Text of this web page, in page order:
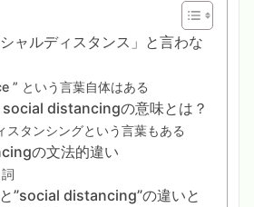
ャルディスタンス」と言わな
” という言葉自体はある
distancingの意味とは？
スタンシングという言葉もある
の文法的違い
”social distancing”の違いと